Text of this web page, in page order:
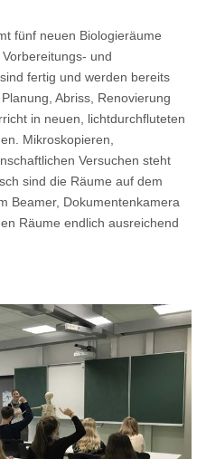
fünf neuen Biologieräume
und
fertig und werden bereits
Abriss, Renovierung
in neuen, lichtdurchfluteten
Mikroskopieren,
Versuchen steht
sind die Räume auf dem
Beamer, Dokumentenkamera
Räume endlich ausreichend